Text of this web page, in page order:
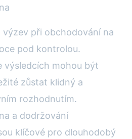
při obchodování na
pod kontrolou.
výsledcích mohou být
zůstat klidný a
rozhodnutím.
a dodržování
klíčové pro dlouhodobý